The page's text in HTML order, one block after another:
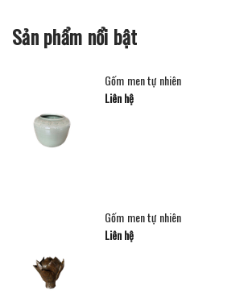
Sản phẩm nổi bật
Gốm men tự nhiên
Liên hệ
Gốm men tự nhiên
Liên hệ